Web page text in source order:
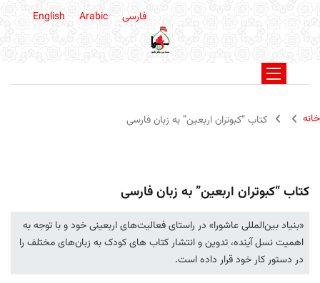
فارسی English Arabic
خانه کتاب “کبوتران اربعین” به زبان فارسی
کتاب “کبوتران اربعین” به زبان فارسی
«بنیاد بین‌المللی عاشورا» در راستای فعالیت‌های اربعینی خود و با توجه به
اهمیت نسل آینده، تدوین و انتشار کتاب های کودک به زبان‌های مختلف را
در دستور کار خود قرار داده است.